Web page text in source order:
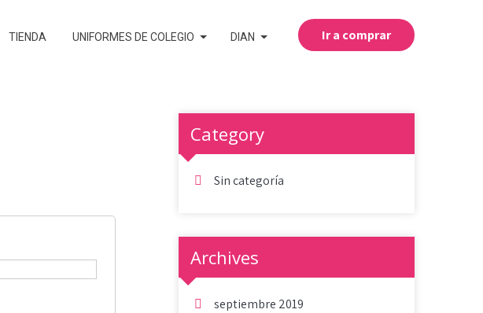
TIENDA UNIFORMES DE COLEGIO DIAN Ir a comprar
Category
Sin categoría
Archives
septiembre 2019